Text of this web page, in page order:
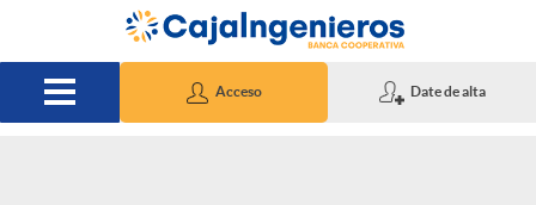
Saltar al contenido principal
Acceso Date de alta